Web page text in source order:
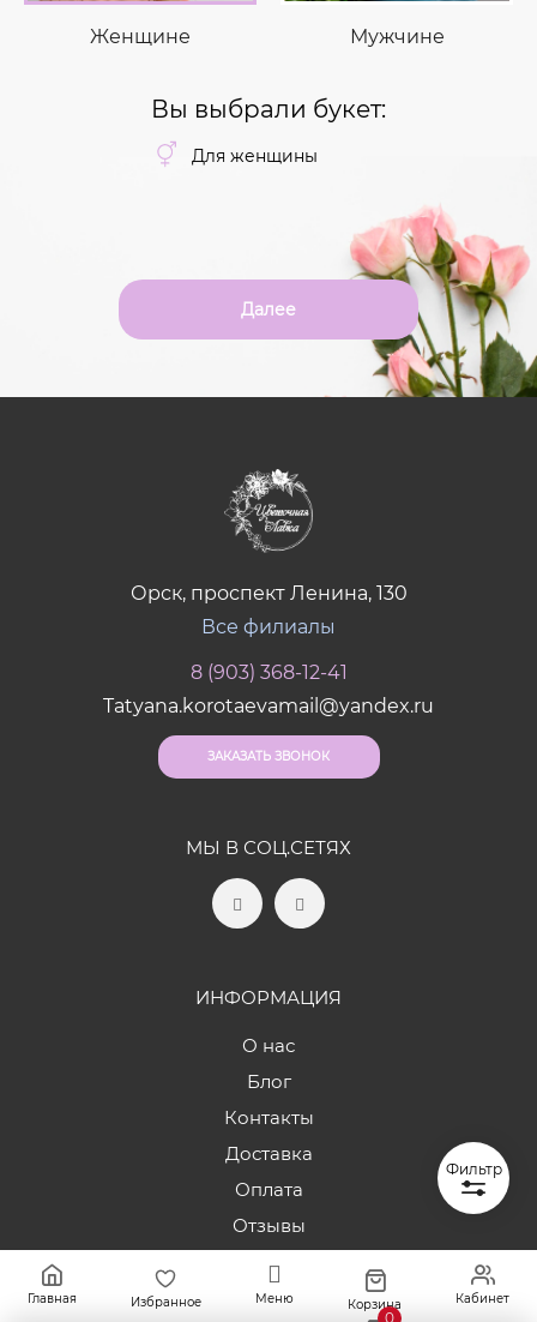
Главная Избранное Меню Корзина
0
Кабинет
Женщине Мужчине
Вы выбрали букет:
Для женщины
Далее
Орск, проспект Ленина, 130
Все филиалы
8 (903) 368-12-41
Tatyana.korotaevamail@yandex.ru
ЗАКАЗАТЬ ЗВОНОК
МЫ В СОЦ.СЕТЯХ
ИНФОРМАЦИЯ
О нас
Блог
Контакты
Доставка
Оплата
Отзывы
Вопрос-ответ
Гарантии
Фильтр